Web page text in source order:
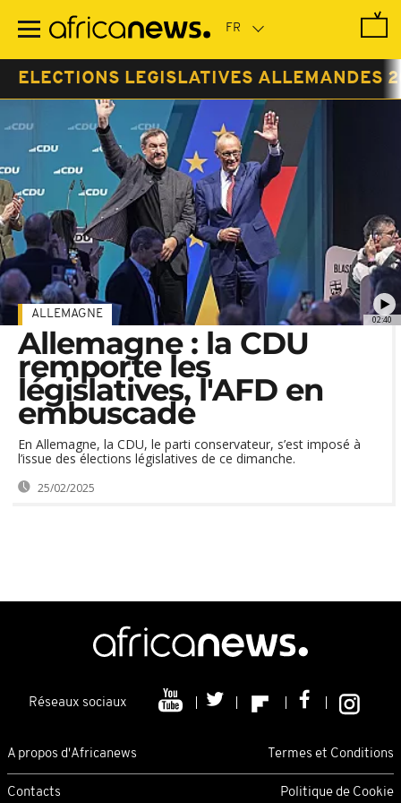
contenu
ELECTIONS LEGISLATIVES ALLEMANDES
02:40
ALLEMAGNE
Allemagne : la CDU
remporte les
législatives, l'AFD en
embuscade
En Allemagne, la CDU, le parti conservateur, s’est imposé à
l’issue des élections législatives de ce dimanche.
25/02/2025
Réseaux sociaux
A propos d'Africanews Termes et Conditions
Contacts Politique de Cookie